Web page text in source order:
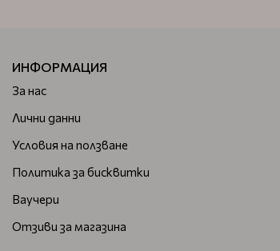
ИНФОРМАЦИЯ
За нас
Лични данни
Условия на ползване
Политика за бисквитки
Ваучери
Отзиви за магазина